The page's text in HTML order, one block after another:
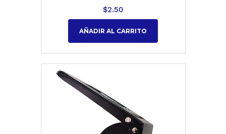
$2.50
AÑADIR AL CARRITO